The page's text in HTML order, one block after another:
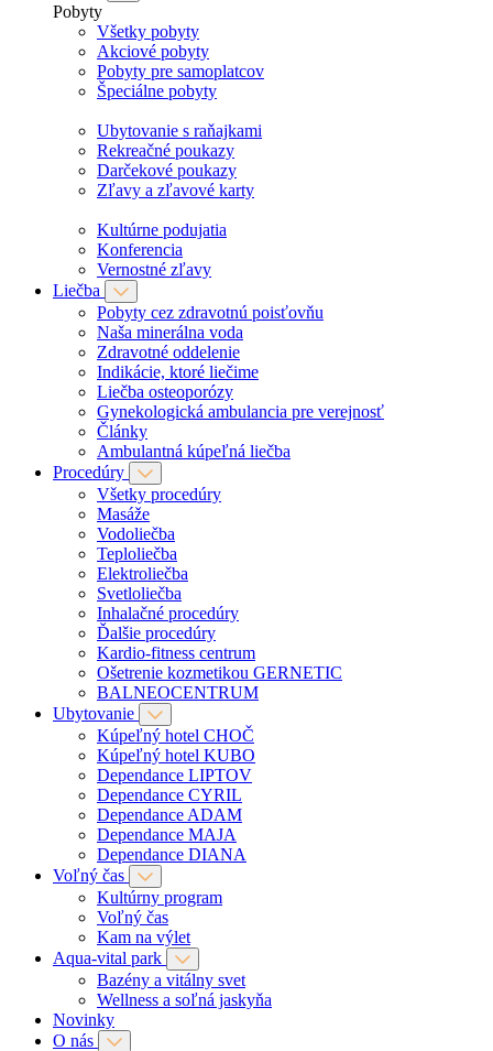
Pobyty
Všetky pobyty
Akciové pobyty
Pobyty pre samoplatcov
Špeciálne pobyty
Ubytovanie s raňajkami
Rekreačné poukazy
Darčekové poukazy
Zľavy a zľavové karty
Kultúrne podujatia
Konferencia
Vernostné zľavy
Liečba
Pobyty cez zdravotnú poisťovňu
Naša minerálna voda
Zdravotné oddelenie
Indikácie, ktoré liečime
Liečba osteoporózy
Gynekologická ambulancia pre verejnosť
Články
Ambulantná kúpeľná liečba
Procedúry
Všetky procedúry
Masáže
Vodoliečba
Teploliečba
Elektroliečba
Svetloliečba
Inhalačné procedúry
Ďalšie procedúry
Kardio-fitness centrum
Ošetrenie kozmetikou GERNETIC
BALNEOCENTRUM
Ubytovanie
Kúpeľný hotel CHOČ
Kúpeľný hotel KUBO
Dependance LIPTOV
Dependance CYRIL
Dependance ADAM
Dependance MAJA
Dependance DIANA
Voľný čas
Kultúrny program
Voľný čas
Kam na výlet
Aqua-vital park
Bazény a vitálny svet
Wellness a soľná jaskyňa
Novinky
O nás